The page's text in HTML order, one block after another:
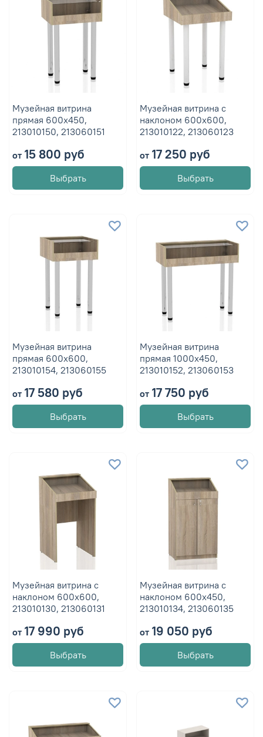
Музейная витрина
прямая 600х450,
213010150, 213060151
от15 800 руб
Выбрать
Музейная витрина с
наклоном 600х600,
213010122, 213060123
от17 250 руб
Выбрать
Музейная витрина
прямая 600х600,
213010154, 213060155
от17 580 руб
Выбрать
Музейная витрина
прямая 1000х450,
213010152, 213060153
от17 750 руб
Выбрать
Музейная витрина с
наклоном 600х600,
213010130, 213060131
от17 990 руб
Выбрать
Музейная витрина с
наклоном 600х450,
213010134, 213060135
от19 050 руб
Выбрать